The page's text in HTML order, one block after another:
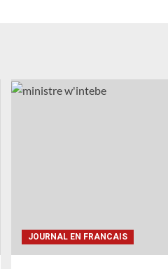
JOURNAL EN FRANCAIS